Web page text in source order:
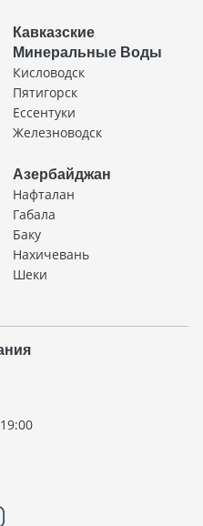
Кавказские
Минеральные Воды
Кисловодск
Пятигорск
Ессентуки
Железноводск
Азербайджан
Нафталан
Габала
Баку
Нахичевань
Шеки